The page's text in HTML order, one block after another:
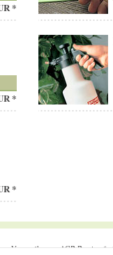
*
*
*
VersandkostenAGB